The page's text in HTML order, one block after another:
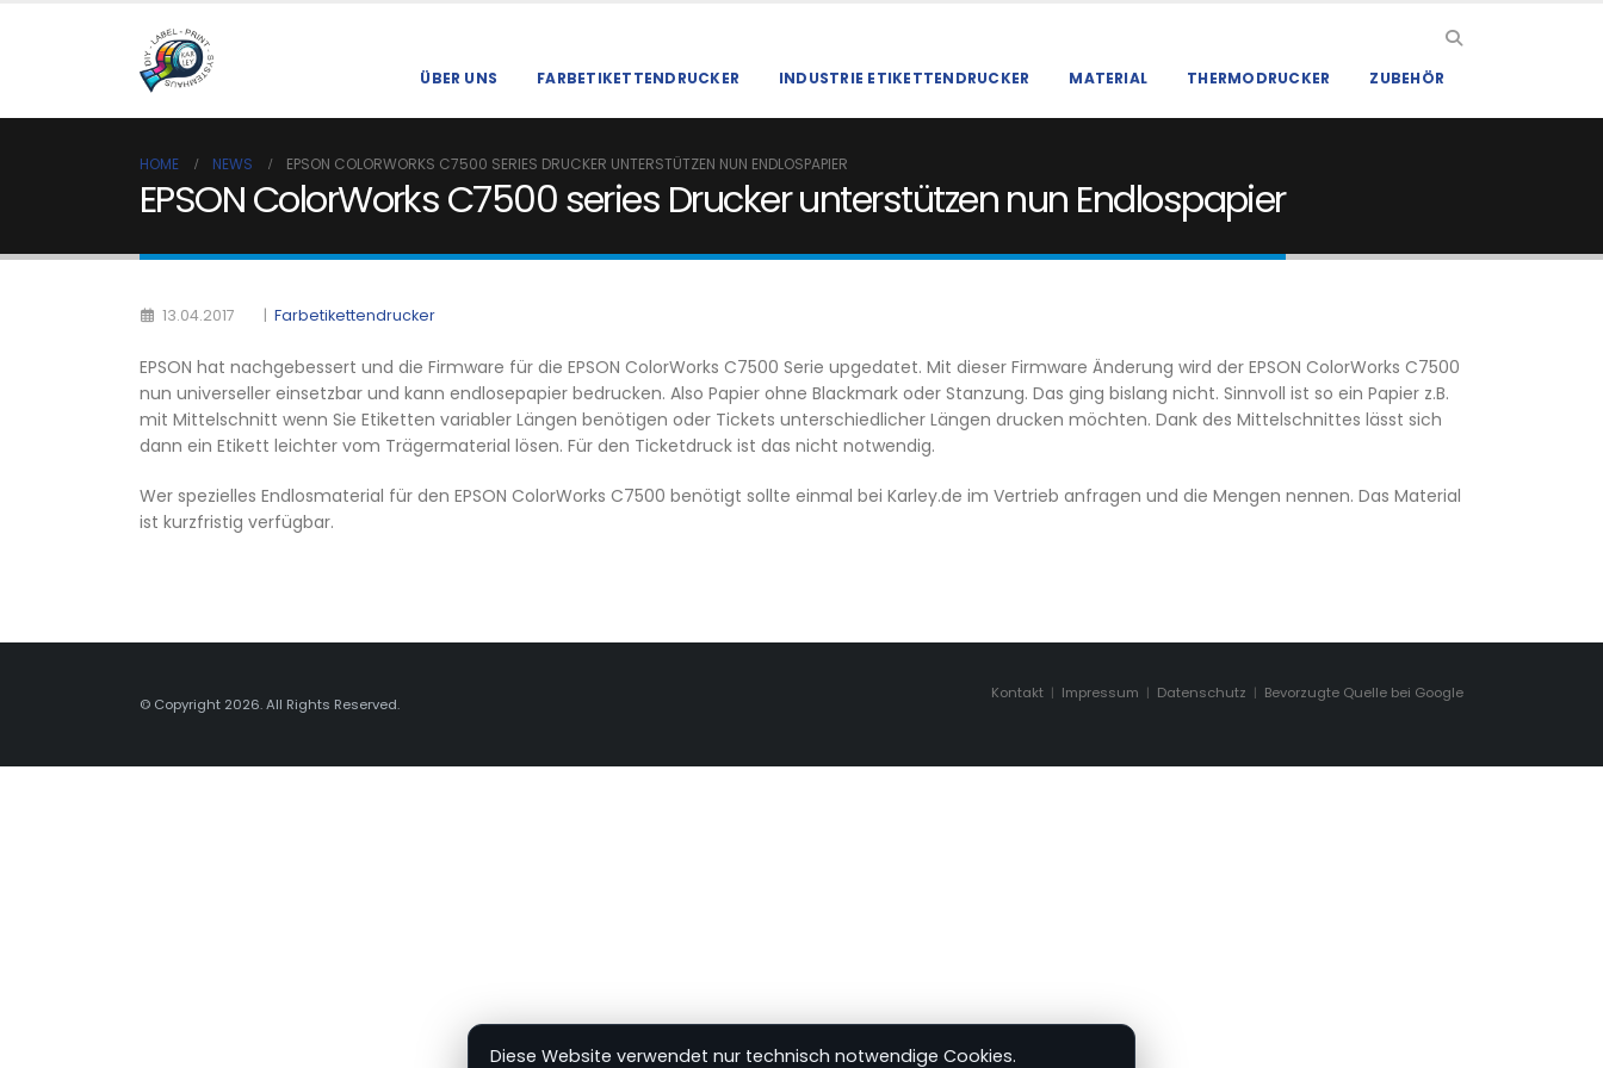
ÜBER UNS FARBETIKETTENDRUCKER INDUSTRIE ETIKETTENDRUCKER MATERIAL THERMODRUCKER ZUBEHÖR
HOME NEWS EPSON COLORWORKS C7500 SERIES DRUCKER UNTERSTÜTZEN NUN ENDLOSPAPIER
EPSON ColorWorks C7500 series Drucker unterstützen nun Endlospapier
13.04.2017 | Farbetikettendrucker
EPSON hat nachgebessert und die Firmware für die EPSON ColorWorks C7500 Serie upgedatet. Mit dieser Firmware Änderung wird der EPSON ColorWorks C7500
nun universeller einsetzbar und kann endlosepapier bedrucken. Also Papier ohne Blackmark oder Stanzung. Das ging bislang nicht. Sinnvoll ist so ein Papier z.B.
mit Mittelschnitt wenn Sie Etiketten variabler Längen benötigen oder Tickets unterschiedlicher Längen drucken möchten. Dank des Mittelschnittes lässt sich
dann ein Etikett leichter vom Trägermaterial lösen. Für den Ticketdruck ist das nicht notwendig.
Wer spezielles Endlosmaterial für den EPSON ColorWorks C7500 benötigt sollte einmal bei Karley.de im Vertrieb anfragen und die Mengen nennen. Das Material
ist kurzfristig verfügbar.
© Copyright 2026. All Rights Reserved.
Kontakt | Impressum | Datenschutz | Bevorzugte Quelle bei Google
Diese Website verwendet nur technisch notwendige Cookies.